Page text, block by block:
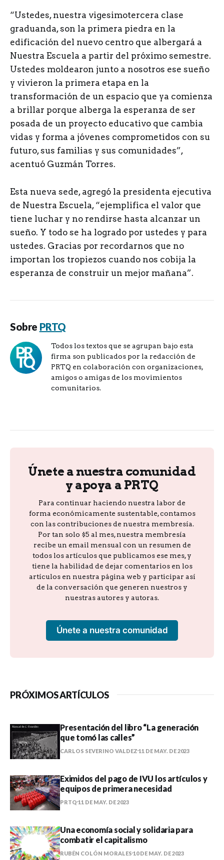
“Ustedes, nuestra vigesimotercera clase
graduanda, son la primera piedra en la
edificación del nuevo centro que albergará a
Nuestra Escuela a partir del próximo semestre.
Ustedes moldearon junto a nosotros ese sueño
y vivieron la primera etapa en la
transformación de un espacio que ya comienza
a brillar porque alberga la esperanza de ser
posada de un proyecto educativo que cambia
vidas y forma a jóvenes comprometidos con su
futuro, sus familias y sus comunidades”,
acentuó Guzmán Torres.
Esta nueva sede, agregó la presidenta ejecutiva
de Nuestra Escuela, “ejemplifica el valor que
tiene luchar y no rendirse hasta alcanzar un
sueño. Y todo se ha logrado por ustedes y para
ustedes. Gracias por recordarnos que no
importan los tropiezos cuando nos cobija la
esperanza de construir un mejor mañana”.
Sobre PRTQ
Todos los textos que se agrupan bajo esta
firma son publicados por la redacción de
PRTQ en colaboración con organizaciones,
amigos o amigas de los movimientos
comunitarios.
Únete a nuestra comunidad
y apoya a PRTQ
Para continuar haciendo nuestra labor de
forma económicamente sustentable, contamos
con las contribuciones de nuestra membresía.
Por tan solo $5 al mes, nuestra membresía
recibe un email mensual con un resumen de
todos los artículos que publicamos ese mes, y
tiene la habilidad de dejar comentarios en los
artículos en nuestra página web y participar así
de la conversación que generen nuestros y
nuestras autores y autoras.
Únete a nuestra comunidad
PRÓXIMOS ARTÍCULOS
Presentación del libro “La generación
que tomó las calles”
CARLOS SEVERINO VALDEZ 11 DE MAY. DE 2023
Eximidos del pago de IVU los artículos y
equipos de primera necesidad
PRTQ 11 DE MAY. DE 2023
Una economía social y solidaria para
combatir el capitalismo
RUBÉN COLÓN MORALES 10 DE MAY. DE 2023